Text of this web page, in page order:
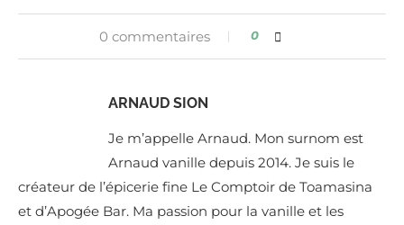
0 commentaires 0
ARNAUD SION
Je m’appelle Arnaud. Mon surnom est
Arnaud vanille depuis 2014. Je suis le
créateur de l’épicerie fine Le Comptoir de Toamasina
et d’Apogée Bar. Ma passion pour la vanille et les